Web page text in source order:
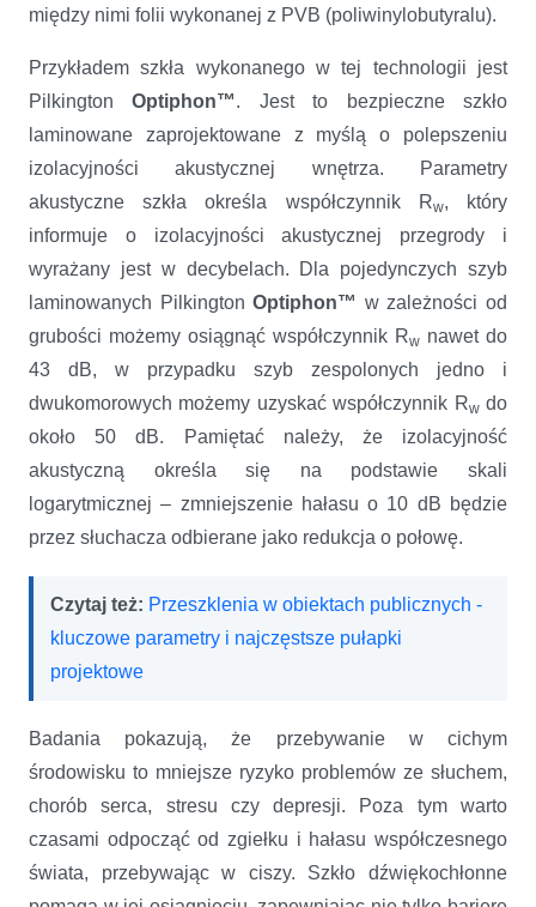
między nimi folii wykonanej z PVB (poliwinylobutyralu).
Przykładem szkła wykonanego w tej technologii jest
PilkingtonOptiphon™. Jest to bezpieczne szkło
laminowane zaprojektowane z myślą o polepszeniu
izolacyjności akustycznej wnętrza. Parametry
akustyczne szkła określa współczynnik Rw, który
informuje o izolacyjności akustycznej przegrody i
wyrażany jest w decybelach. Dla pojedynczych szyb
laminowanych PilkingtonOptiphon™ w zależności od
grubości możemy osiągnąć współczynnik Rw nawet do
43 dB, w przypadku szyb zespolonych jedno i
dwukomorowych możemy uzyskać współczynnik Rwdo
około 50 dB. Pamiętać należy, że izolacyjność
akustyczną określa się na podstawie skali
logarytmicznej – zmniejszenie hałasu o 10 dB będzie
przez słuchacza odbierane jako redukcja o połowę.
Czytaj też: Przeszklenia w obiektach publicznych -
kluczowe parametry i najczęstsze pułapki
projektowe
Badania pokazują, że przebywanie w cichym
środowisku to mniejsze ryzyko problemów ze słuchem,
chorób serca, stresu czy depresji. Poza tym warto
czasami odpocząć od zgiełku i hałasu współczesnego
świata, przebywając w ciszy. Szkło dźwiękochłonne